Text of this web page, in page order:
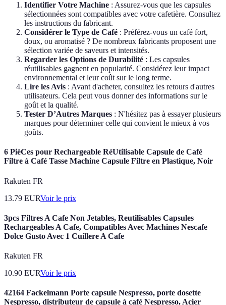
Identifier Votre Machine : Assurez-vous que les capsules
sélectionnées sont compatibles avec votre cafetière. Consultez
les instructions du fabricant.
Considérer le Type de Café : Préférez-vous un café fort,
doux, ou aromatisé ? De nombreux fabricants proposent une
sélection variée de saveurs et intensités.
Regarder les Options de Durabilité : Les capsules
réutilisables gagnent en popularité. Considérez leur impact
environnemental et leur coût sur le long terme.
Lire les Avis : Avant d'acheter, consultez les retours d'autres
utilisateurs. Cela peut vous donner des informations sur le
goût et la qualité.
Tester D’Autres Marques : N'hésitez pas à essayer plusieurs
marques pour déterminer celle qui convient le mieux à vos
goûts.
6 PièCes pour Rechargeable RéUtilisable Capsule de Café
Filtre à Café Tasse Machine Capsule Filtre en Plastique, Noir
Rakuten FR
13.79 EURVoir le prix
3pcs Filtres A Cafe Non Jetables, Reutilisables Capsules
Rechargeables A Cafe, Compatibles Avec Machines Nescafe
Dolce Gusto Avec 1 Cuillere A Cafe
Rakuten FR
10.90 EURVoir le prix
42164 Fackelmann Porte capsule Nespresso, porte dosette
Nespresso, distributeur de capsule à café Nespresso, Acier